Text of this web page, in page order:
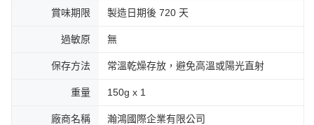
賞味期限 製造日期後 720 天
過敏原 無
保存方法 常溫乾燥存放，避免高溫或陽光直射
重量 150g x 1
廠商名稱 瀚鴻國際企業有限公司